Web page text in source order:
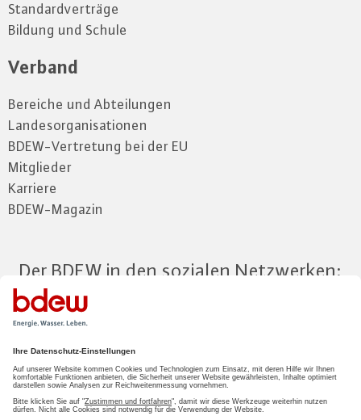
Standardverträge
Bildung und Schule
Verband
Bereiche und Abteilungen
Landesorganisationen
BDEW-Vertretung bei der EU
Mitglieder
Karriere
BDEW-Magazin
Der BDEW in den sozialen Netzwerken:
Zum Mitgliederbereich
LOGIN